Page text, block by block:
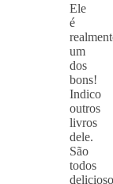
Ele
é
um
dos
bons!
Indico
outros
livros
dele.
São
todos